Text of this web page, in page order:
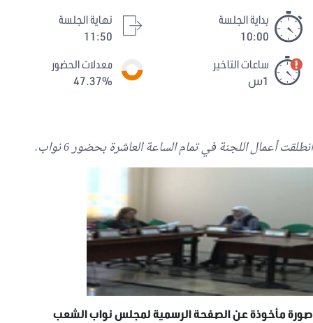
بداية الجلسة
10:00
نهاية الجلسة
11:50
ساعات التاخير
1س
معدلات الحضور
47.37%
انطلقت أعمال اللجنة في تمام الساعة العاشرة بحضور 6 نواب.
صورة مأخوذة عن الصفحة الرسمية لمجلس نواب الشعب